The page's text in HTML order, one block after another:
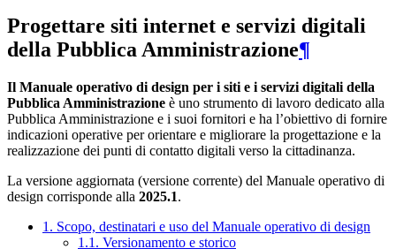
Progettare siti internet e servizi digitali
della Pubblica Amministrazione¶
Il Manuale operativo di design per i siti e i servizi digitali della
Pubblica Amministrazione è uno strumento di lavoro dedicato alla
Pubblica Amministrazione e i suoi fornitori e ha l’obiettivo di fornire
indicazioni operative per orientare e migliorare la progettazione e la
realizzazione dei punti di contatto digitali verso la cittadinanza.
La versione aggiornata (versione corrente) del Manuale operativo di
design corrisponde alla 2025.1.
1. Scopo, destinatari e uso del Manuale operativo di design
1.1. Versionamento e storico